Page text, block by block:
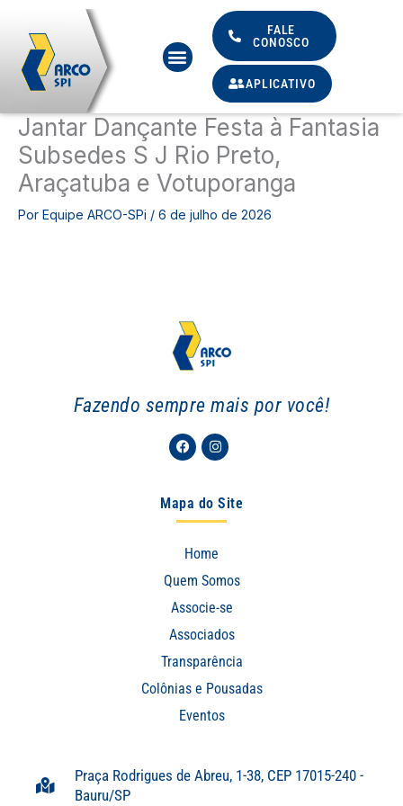
conteúdo
Menu
FALE
CONOSCO
APLICATIVO
Jantar Dançante Festa à Fantasia
Subsedes S J Rio Preto,
Araçatuba e Votuporanga
Por Equipe ARCO-SPi / 6 de julho de 2026
Fazendo sempre mais por você!
FacebookInstagram
Mapa do Site
Home
Quem Somos
Associe-se
Associados
Transparência
Colônias e Pousadas
Eventos
Praça Rodrigues de Abreu, 1-38, CEP 17015-240 -
Bauru/SP